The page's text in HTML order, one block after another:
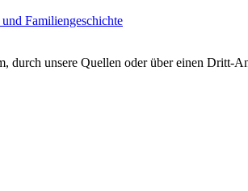
Familiengeschichte
unsere Quellen oder über einen Dritt-